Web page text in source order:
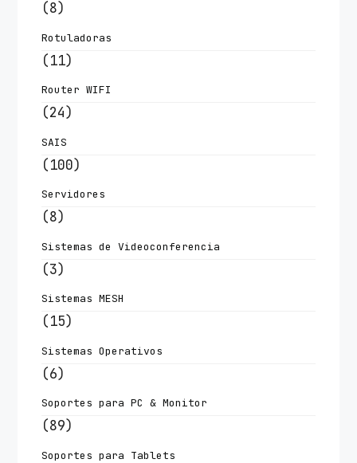
(8)
Rotuladoras
(11)
Router WIFI
(24)
SAIS
(100)
Servidores
(8)
Sistemas de Videoconferencia
(3)
Sistemas MESH
(15)
Sistemas Operativos
(6)
Soportes para PC & Monitor
(89)
Soportes para Tablets